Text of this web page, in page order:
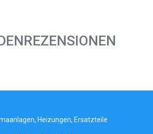
Heizungen, Ersatzteile